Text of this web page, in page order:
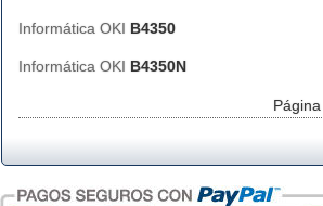
Informática OKI B4350
Informática OKI B4350N
Página